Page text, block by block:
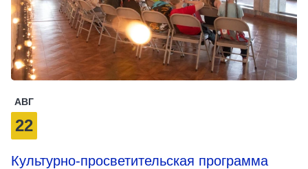
АВГ
22
Культурно-просветительская программа